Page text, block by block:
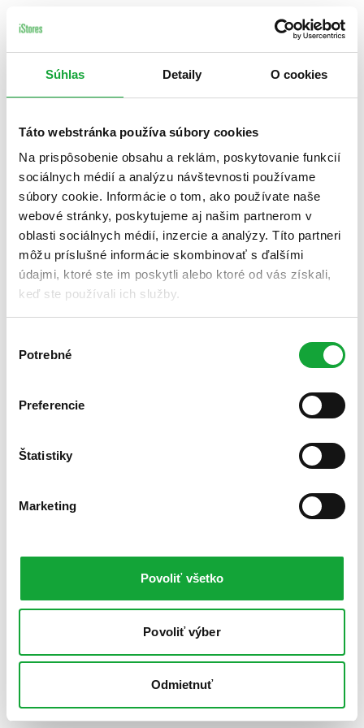
Súhlas Detaily O cookies
Táto webstránka používa súbory cookies
Na prispôsobenie obsahu a reklám, poskytovanie funkcií
sociálnych médií a analýzu návštevnosti používame
súbory cookie. Informácie o tom, ako používate naše
webové stránky, poskytujeme aj našim partnerom v
oblasti sociálnych médií, inzercie a analýzy. Títo partneri
môžu príslušné informácie skombinovať s ďalšími
údajmi, ktoré ste im poskytli alebo ktoré od vás získali,
keď ste používali ich služby.
súhlasu
Potrebné
Preferencie
Štatistiky
Marketing
Povoliť všetko
Povoliť výber
Odmietnuť